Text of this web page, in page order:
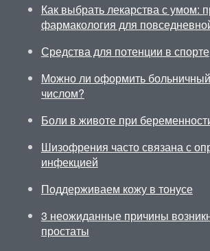
Как выбрать лекарства с умом:
фармакология для
Средства для потенции в спорте
Можно ли оформить
числом?
Боли в животе при
Шизофрения часто связана с
инфекцией
Поддерживаем кожу в тонусе
3 неожиданные причины
простаты